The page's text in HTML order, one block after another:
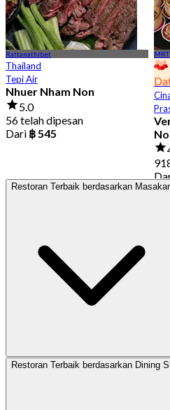
Rattanathibet
Thailand
Tepi Air
Nhuer Nham Non
5.0
56 telah dipesan
Dari ฿ 545
Restoran Terbaik berdasarkan
Restoran Terbaik berdasarkan Dining